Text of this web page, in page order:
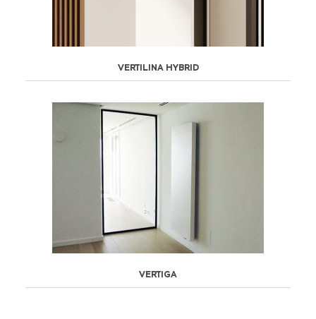
VERTILINA HYBRID
VERTIGA